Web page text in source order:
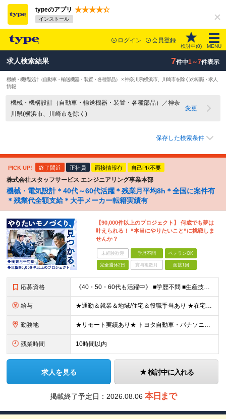
typeのアプリ
インストール
ログイン 会員登録
検討中(0) MENU
求人検索結果 7件中1～7件表示
機械・機構設計（自動車・輸送機器・装置・各種部品） × 神奈川県(横浜市、川崎市を除く)の転職・求人
情報
機械・機構設計（自動車・輸送機器・装置・各種部品）／神奈
川県(横浜市、川崎市を除く)
変更
保存した検索条件
PICK UP! 終了間近 正社員 面接情報有 自己PR不要
株式会社スタッフサービス エンジニアリング事業本部
機械・電気設計＊40代～60代活躍＊残業月平均8h＊全国に案件有
＊残業代全額支給＊大手メーカー転籍実績有
【90,000件以上のプロジェクト】 何歳でも夢は
叶えられる！ “本当にやりたいこと”に挑戦しま
せんか？
未経験歓迎 学歴不問 ベテランOK
完全週休2日 賞与複数月 面接1回
応募資格 《40・50・60代も活躍中》 ■学歴不問 ■生産技術・生産管理・品質保証・評価・設計いずれかの実務経験をお持ちの方 ▽こんな方にオススメです！▽ 「経験を活かして幅広いプロジェクトに携わりたい」
給与 ★通勤＆就業＆地域/住宅＆役職手当あり ★在宅勤務実績あり ★残業代は全額支給 ★選べる給与制度あり！ ■東京・神奈川・千葉・埼玉勤務の場合 月給24.5万円～55万円＋諸手当 （残業代は全額支給）
勤務地 ★リモート実績あり★ トヨタ自動車・パナソニック・東芝など大手メーカーでのポストも多数！ 全国の取引先での就業となります（沖縄を除く） 『地元で働きたい』という希望に、業界トップクラス約7,00
残業時間 10時間以内
求人を見る 検討中に入れる
掲載終了予定日： 2026.08.06 本日まで